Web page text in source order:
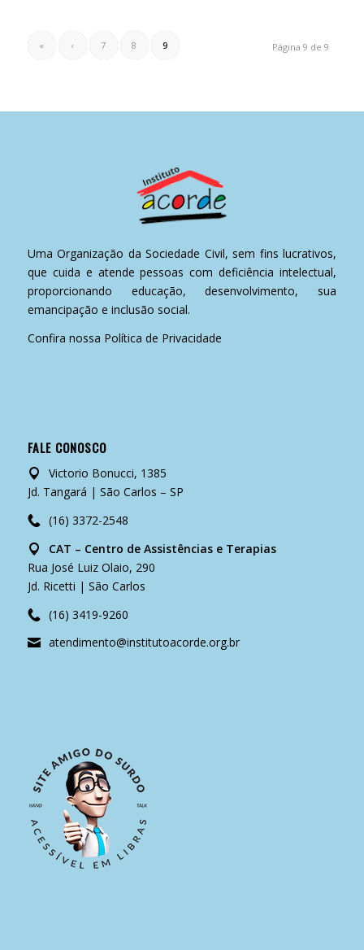
Página 9 de 9
« ‹ 7 8 9
Uma Organização da Sociedade Civil, sem fins lucrativos,
que cuida e atende pessoas com deficiência intelectual,
proporcionando educação, desenvolvimento, sua
emancipação e inclusão social.
Confira nossa Política de Privacidade
FALE CONOSCO
Victorio Bonucci, 1385
Jd. Tangará | São Carlos – SP
(16) 3372-2548
CAT – Centro de Assistências e Terapias
Rua José Luiz Olaio, 290
Jd. Ricetti | São Carlos
(16) 3419-9260
atendimento@institutoacorde.org.br